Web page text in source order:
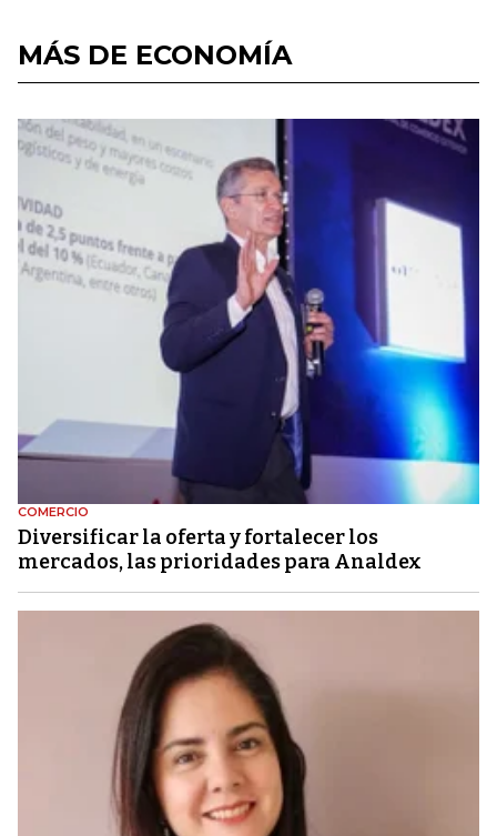
MÁS DE ECONOMÍA
COMERCIO
Diversificar la oferta y fortalecer los
mercados, las prioridades para Analdex